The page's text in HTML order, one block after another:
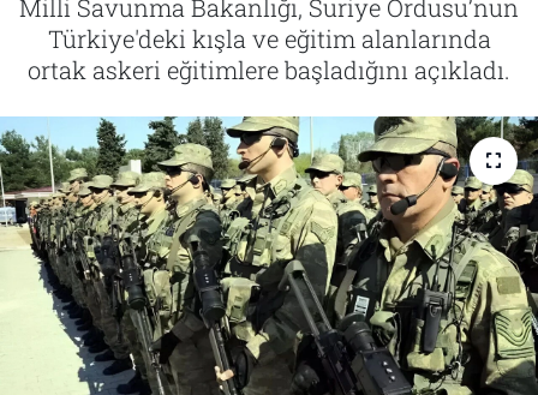
Milli Savunma Bakanlığı, Suriye Ordusu’nun
Türkiye'deki kışla ve eğitim alanlarında
ortak askeri eğitimlere başladığını açıkladı.
Tarih
İletişim